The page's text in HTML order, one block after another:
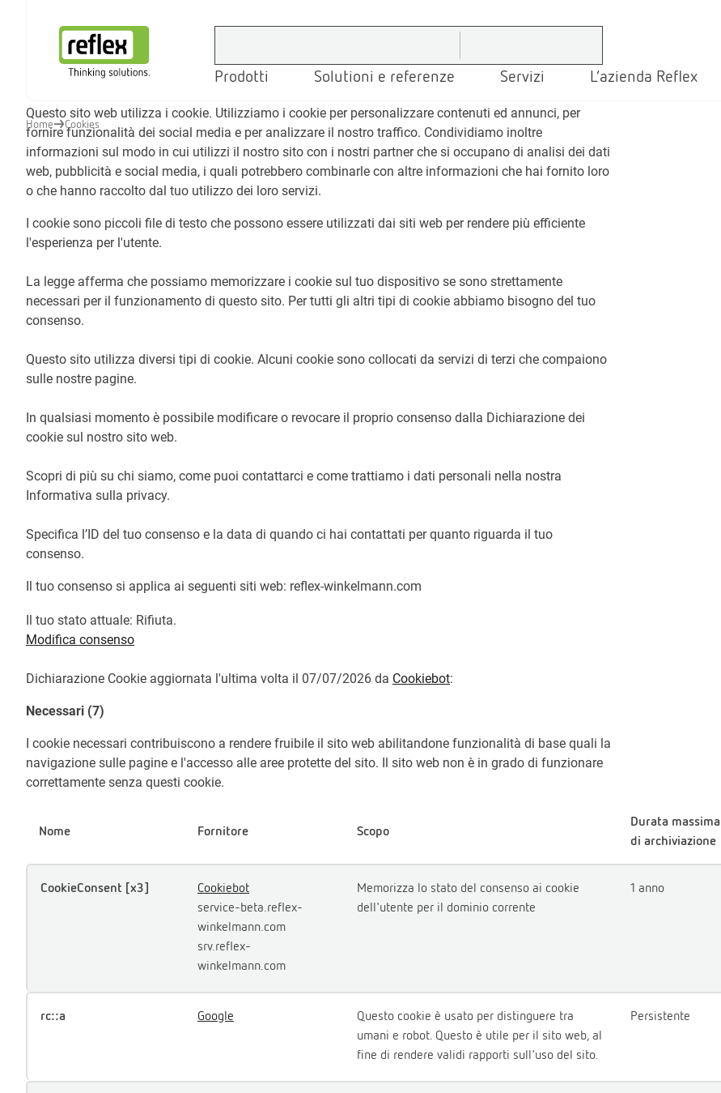
Prodotti Solutioni e referenze Servizi L’azienda Reflex
Home Cookies
Questo sito web utilizza i cookie. Utilizziamo i cookie per personalizzare contenuti ed annunci, per
fornire funzionalità dei social media e per analizzare il nostro traffico. Condividiamo inoltre
informazioni sul modo in cui utilizzi il nostro sito con i nostri partner che si occupano di analisi dei dati
web, pubblicità e social media, i quali potrebbero combinarle con altre informazioni che hai fornito loro
o che hanno raccolto dal tuo utilizzo dei loro servizi.
I cookie sono piccoli file di testo che possono essere utilizzati dai siti web per rendere più efficiente
l'esperienza per l'utente.
La legge afferma che possiamo memorizzare i cookie sul tuo dispositivo se sono strettamente
necessari per il funzionamento di questo sito. Per tutti gli altri tipi di cookie abbiamo bisogno del tuo
consenso.
Questo sito utilizza diversi tipi di cookie. Alcuni cookie sono collocati da servizi di terzi che compaiono
sulle nostre pagine.
In qualsiasi momento è possibile modificare o revocare il proprio consenso dalla Dichiarazione dei
cookie sul nostro sito web.
Scopri di più su chi siamo, come puoi contattarci e come trattiamo i dati personali nella nostra
Informativa sulla privacy.
Specifica l’ID del tuo consenso e la data di quando ci hai contattati per quanto riguarda il tuo
consenso.
Il tuo consenso si applica ai seguenti siti web: reflex-winkelmann.com
Il tuo stato attuale: Rifiuta.
Modifica consenso
Dichiarazione Cookie aggiornata l'ultima volta il 07/07/2026 da Cookiebot:
Necessari (7)
I cookie necessari contribuiscono a rendere fruibile il sito web abilitandone funzionalità di base quali la
navigazione sulle pagine e l'accesso alle aree protette del sito. Il sito web non è in grado di funzionare
correttamente senza questi cookie.
Nome Fornitore Scopo
Durata massima
di archiviazione
CookieConsent [x3]
Cookiebot
service-beta.reflex-
winkelmann.com
srv.reflex-
winkelmann.com
Memorizza lo stato del consenso ai cookie
dell'utente per il dominio corrente
1 anno
rc::a Google
Questo cookie è usato per distinguere tra
umani e robot. Questo è utile per il sito web, al
fine di rendere validi rapporti sull'uso del sito.
Persistente